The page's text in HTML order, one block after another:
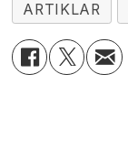
ARTIKLAR